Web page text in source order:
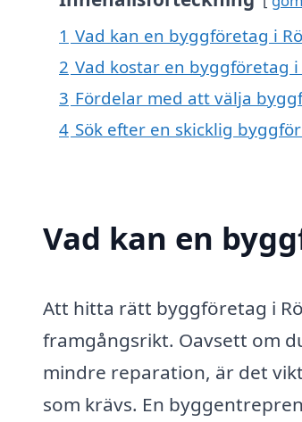
1 Vad kan en byggföretag i
2 Vad kostar en byggföretag i
3 Fördelar med att välja
4 Sök efter en skicklig
Vad kan en
Att hitta rätt byggföretag i
framgångsrikt. Oavsett om
mindre reparation, är det
som krävs. En